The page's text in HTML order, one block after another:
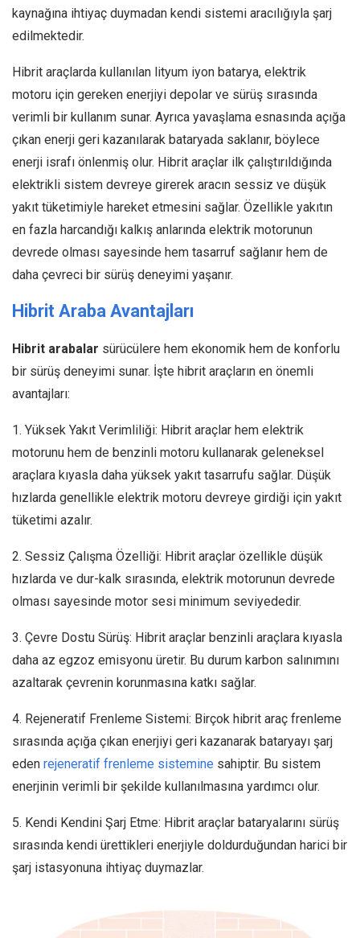
kaynağına ihtiyaç duymadan kendi sistemi aracılığıyla şarj
edilmektedir.
Hibrit araçlarda kullanılan lityum iyon batarya, elektrik
motoru için gereken enerjiyi depolar ve sürüş sırasında
verimli bir kullanım sunar. Ayrıca yavaşlama esnasında açığa
çıkan enerji geri kazanılarak bataryada saklanır, böylece
enerji israfı önlenmiş olur. Hibrit araçlar ilk çalıştırıldığında
elektrikli sistem devreye girerek aracın sessiz ve düşük
yakıt tüketimiyle hareket etmesini sağlar. Özellikle yakıtın
en fazla harcandığı kalkış anlarında elektrik motorunun
devrede olması sayesinde hem tasarruf sağlanır hem de
daha çevreci bir sürüş deneyimi yaşanır.
Hibrit Araba Avantajları
Hibrit arabalar sürücülere hem ekonomik hem de konforlu
bir sürüş deneyimi sunar. İşte hibrit araçların en önemli
avantajları:
1. Yüksek Yakıt Verimliliği: Hibrit araçlar hem elektrik
motorunu hem de benzinli motoru kullanarak geleneksel
araçlara kıyasla daha yüksek yakıt tasarrufu sağlar. Düşük
hızlarda genellikle elektrik motoru devreye girdiği için yakıt
tüketimi azalır.
2. Sessiz Çalışma Özelliği: Hibrit araçlar özellikle düşük
hızlarda ve dur-kalk sırasında, elektrik motorunun devrede
olması sayesinde motor sesi minimum seviyededir.
3. Çevre Dostu Sürüş: Hibrit araçlar benzinli araçlara kıyasla
daha az egzoz emisyonu üretir. Bu durum karbon salınımını
azaltarak çevrenin korunmasına katkı sağlar.
4. Rejeneratif Frenleme Sistemi: Birçok hibrit araç frenleme
sırasında açığa çıkan enerjiyi geri kazanarak bataryayı şarj
eden rejeneratif frenleme sistemine sahiptir. Bu sistem
enerjinin verimli bir şekilde kullanılmasına yardımcı olur.
5. Kendi Kendini Şarj Etme: Hibrit araçlar bataryalarını sürüş
sırasında kendi ürettikleri enerjiyle doldurduğundan harici bir
şarj istasyonuna ihtiyaç duymazlar.